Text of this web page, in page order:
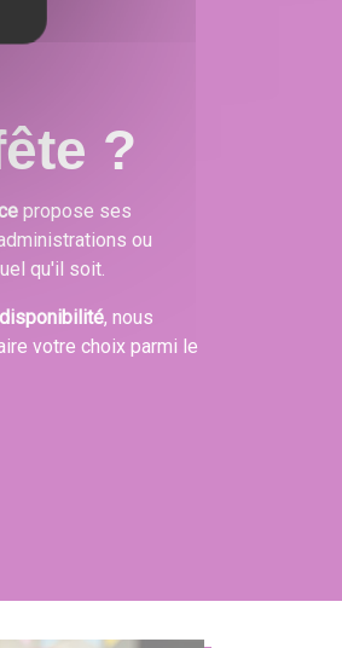
?
propose ses
ou
qu'il soit.
disponibilité, nous
votre choix parmi le